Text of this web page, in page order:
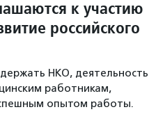
к участию
российского
НКО, деятельность
работникам,
опытом работы.